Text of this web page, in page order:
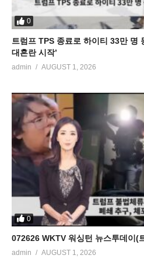
0
트럼프 TPS 종료로 하이티 33만 명
대혼란 시작’
admin AUGUST 1, 2026
0
072626 WKTV 워싱턴 뉴스투데이(
admin AUGUST 1, 2026